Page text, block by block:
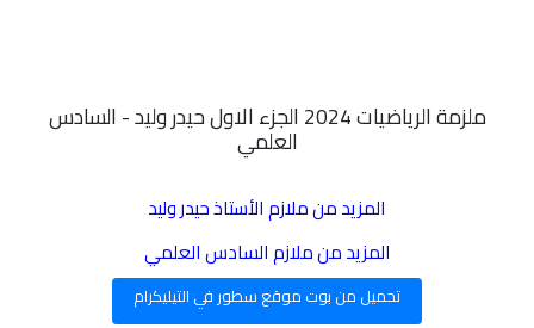
ملزمة الرياضيات 2024 الجزء الاول حيدر وليد - السادس
العلمي
المزيد من ملازم الأستاذ حيدر وليد
المزيد من ملازم السادس العلمي
تحميل من بوت موقع سطور في التيليكرام